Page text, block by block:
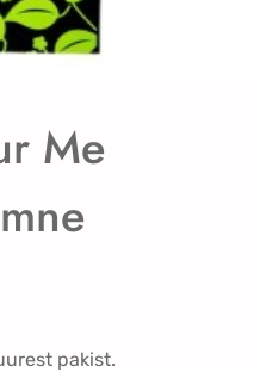
Me
pakist.